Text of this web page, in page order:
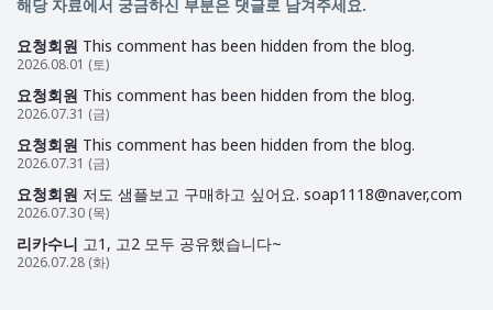
해당 자료에서 궁금하신 부분은 댓글로 남겨주세요.
요청회원 This comment has been hidden from the blog.
2026.08.01 (토)
요청회원 This comment has been hidden from the blog.
2026.07.31 (금)
요청회원 This comment has been hidden from the blog.
2026.07.31 (금)
요청회원 저도 샘플보고 구매하고 싶어요. soap1118@naver,com
2026.07.30 (목)
리카수니 고1, 고2 모두 공유했습니다~
2026.07.28 (화)